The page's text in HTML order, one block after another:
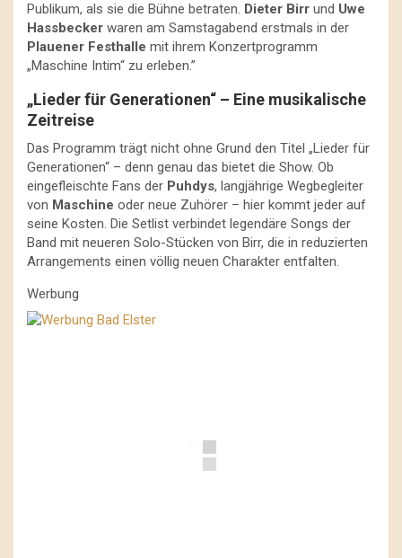
Publikum, als sie die Bühne betraten. Dieter Birr und Uwe
Hassbecker waren am Samstagabend erstmals in der
Plauener Festhalle mit ihrem Konzertprogramm
„Maschine Intim“ zu erleben.”
„Lieder für Generationen“ – Eine musikalische
Zeitreise
Das Programm trägt nicht ohne Grund den Titel „Lieder für
Generationen“ – denn genau das bietet die Show. Ob
eingefleischte Fans der Puhdys, langjährige Wegbegleiter
von Maschine oder neue Zuhörer – hier kommt jeder auf
seine Kosten. Die Setlist verbindet legendäre Songs der
Band mit neueren Solo-Stücken von Birr, die in reduzierten
Arrangements einen völlig neuen Charakter entfalten.
Werbung